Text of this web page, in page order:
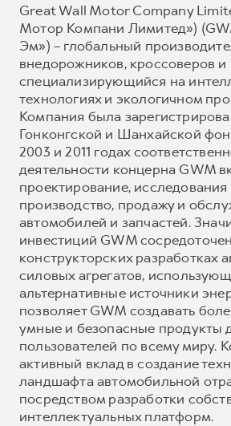
Great Wall Motor Company
Мотор Компани Лимитед»)
Эм») – глобальный
внедорожников, кроссоверов и
специализирующийся на
технологиях и экологичном
Компания была
Гонконгской и Шанхайской
2003 и 2011 годах
деятельности концерна GWM
проектирование, исследования
производство, продажу и
автомобилей и запчастей.
инвестиций GWM
конструкторских разработках
силовых агрегатов,
альтернативные источники
позволяет GWM создавать
умные и безопасные продукты
пользователей по всему миру.
активный вклад в создание
ландшафта автомобильной
посредством разработки
интеллектуальных платформ.